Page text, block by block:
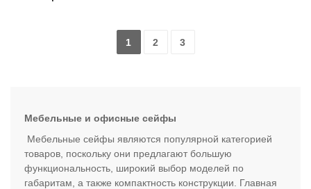
1 2 3
Мебельные и офисные сейфы
Мебельные сейфы являются популярной категорией
товаров, поскольку они предлагают большую
функциональность, широкий выбор моделей по
габаритам, а также компактность конструкции. Главная